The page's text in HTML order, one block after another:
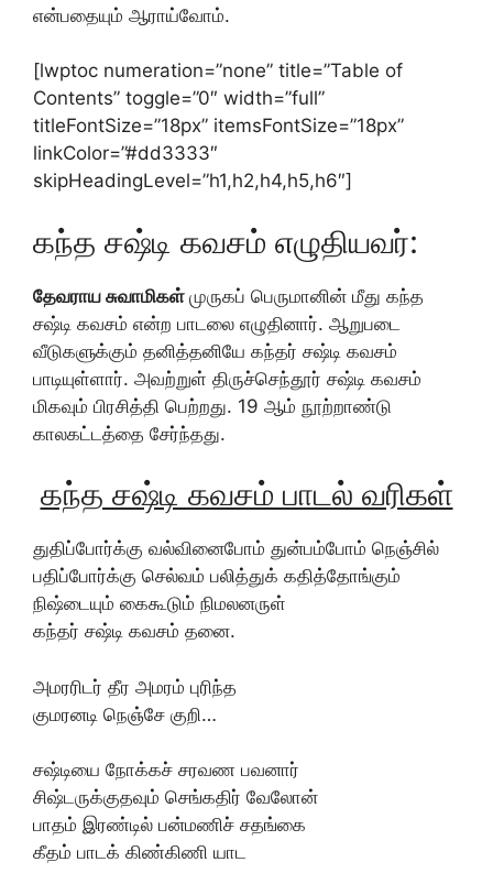
என்பதையும் ஆராய்வோம்.
[lwptoc numeration=”none” title=”Table of
Contents” toggle=”0″ width=”full”
titleFontSize=”18px” itemsFontSize=”18px”
linkColor=”#dd3333″
skipHeadingLevel=”h1,h2,h4,h5,h6″]
கந்த சஷ்டி கவசம் எழுதியவர்:
தேவராய சுவாமிகள் முருகப் பெருமானின் மீது கந்த
சஷ்டி கவசம் என்ற பாடலை எழுதினார். ஆறுபடை
வீடுகளுக்கும் தனித்தனியே கந்தர் சஷ்டி கவசம்
பாடியுள்ளார். அவற்றுள் திருச்செந்தூர் சஷ்டி கவசம்
மிகவும் பிரசித்தி பெற்றது. 19 ஆம் நூற்றாண்டு
காலகட்டத்தை சேர்ந்தது.
கந்த சஷ்டி கவசம் பாடல் வரிகள்
துதிப்போர்க்கு வல்வினைபோம் துன்பம்போம் நெஞ்சில்
பதிப்போர்க்கு செல்வம் பலித்துக் கதித்தோங்கும்
நிஷ்டையும் கைகூடும் நிமலனருள்
கந்தர் சஷ்டி கவசம் தனை.
அமரரிடர் தீர அமரம் புரிந்த
குமரனடி நெஞ்சே குறி…
சஷ்டியை நோக்கச் சரவண பவனார்
சிஷ்டருக்குதவும் செங்கதிர் வேலோன்
பாதம் இரண்டில் பன்மணிச் சதங்கை
கீதம் பாடக் கிண்கிணி யாட